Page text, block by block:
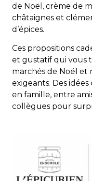
de Noël, crème de
châtaignes et
d’épices.
Ces propositions
et gustatif qui vous
marchés de Noël et
exigeants. Des
en famille, entre
collègues pour